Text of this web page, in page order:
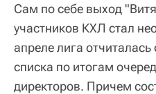
Сам по себе выход
участников КХЛ стал
апреле лига
списка по итогам
директоров. Причем